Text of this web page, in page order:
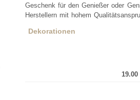
Geschenk für den Genießer oder
Herstellern mit hohem
Dekorationen
19.00